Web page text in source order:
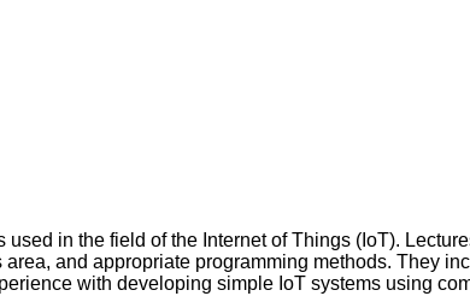
in the field of the Internet of Things (IoT).
and appropriate programming methods. They
with developing simple IoT systems using